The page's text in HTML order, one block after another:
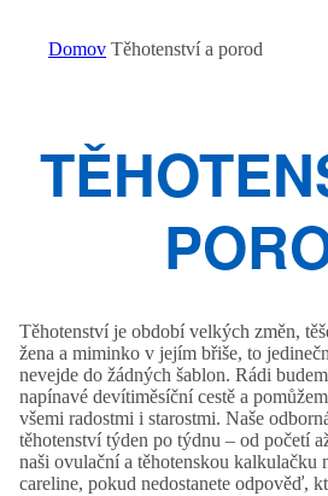
Domov Těhotenství a porod
Těhotenství je období velkých změn,
žena a miminko v jejím břiše, to
nevejde do žádných šablon. Rádi
napínavé devítiměsíční cestě a
všemi radostmi i starostmi. Naše
těhotenství týden po týdnu – od početí
naši ovulační a těhotenskou kalkulačku
careline, pokud nedostanete odpověď,